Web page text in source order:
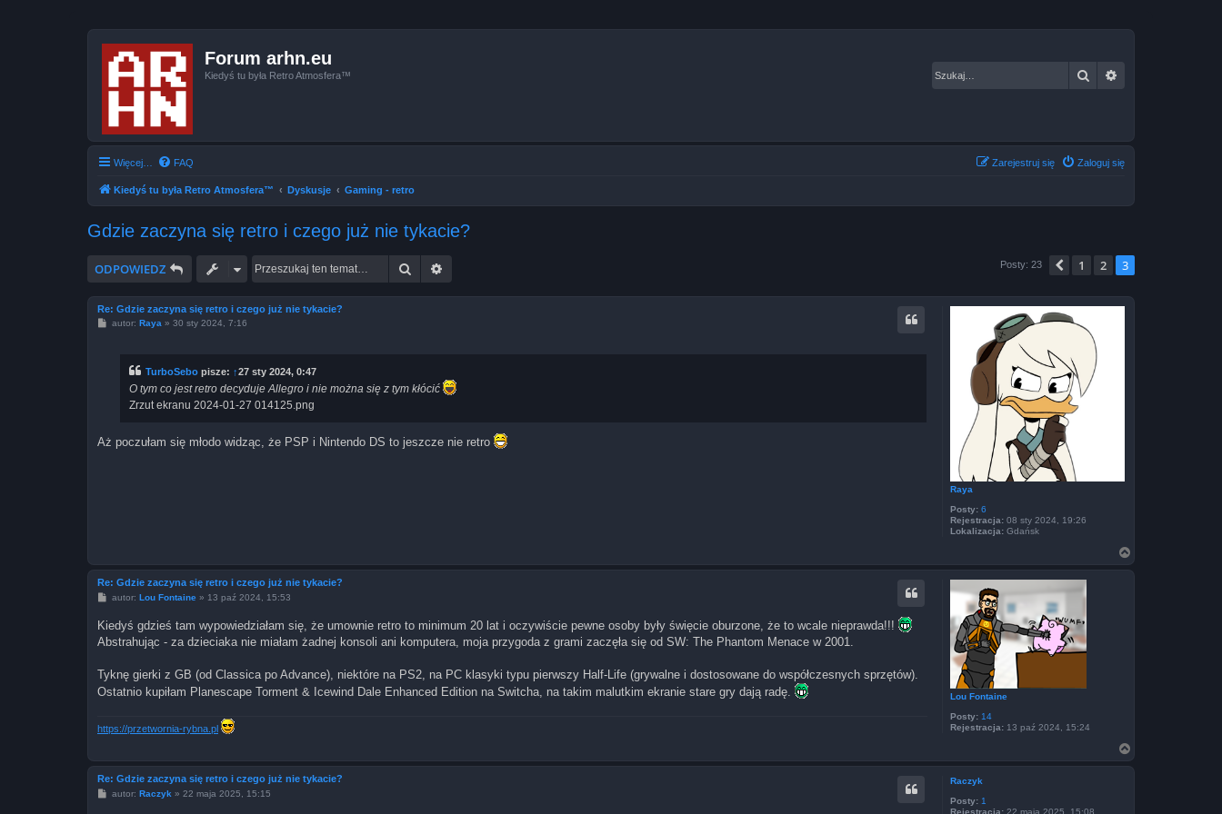
Forum arhn.eu
Kiedyś tu była Retro Atmosfera™ Szukaj
Więcej… FAQ Zaloguj się
Zarejestruj się
Kiedyś tu była Retro Atmosfera™ Dyskusje Gaming - retro
Gdzie zaczyna się retro i czego już nie tykacie?
ODPOWIEDZ Szukaj Posty: 23 Poprzednia
1 2 3
Raya
Posty: 6
Rejestracja: 08 sty 2024, 19:26
Lokalizacja: Gdańsk
Re: Gdzie zaczyna się retro i czego już nie tykacie?
Pautor: Raya» 30 sty 2024, 7:16
TurboSebo pisze: ↑27 sty 2024, 0:47
O tym co jest retro decyduje Allegro i nie można się z tym kłócić
Zrzut ekranu 2024-01-27 014125.png
Aż poczułam się młodo widząc, że PSP i Nintendo DS to jeszcze nie retro
a
g
Lou Fontaine
Posty: 14
Rejestracja: 13 paź 2024, 15:24
Re: Gdzie zaczyna się retro i czego już nie tykacie?
P
t
autor: Lou Fontaine» 13 paź 2024, 15:53
Kiedyś gdzieś tam wypowiedziałam się, że umownie retro to minimum 20 lat i oczywiście pewne osoby były święcie oburzone, że to wcale nieprawda!!!
Abstrahując - za dzieciaka nie miałam żadnej konsoli ani komputera, moja przygoda z grami zaczęła się od SW: The Phantom Menace w 2001.
Tyknę gierki z GB (od Classica po Advance), niektóre na PS2, na PC klasyki typu pierwszy Half-Life (grywalne i dostosowane do współczesnych sprzętów).
Ostatnio kupiłam Planescape Torment & Icewind Dale Enhanced Edition na Switcha, na takim malutkim ekranie stare gry dają radę.
https://przetwornia-rybna.pl
a
g
Raczyk
Posty: 1
Rejestracja: 22 maja 2025, 15:08
Re: Gdzie zaczyna się retro i czego już nie tykacie?
Pautor: Raczyk » 22 maja 2025, 15:15